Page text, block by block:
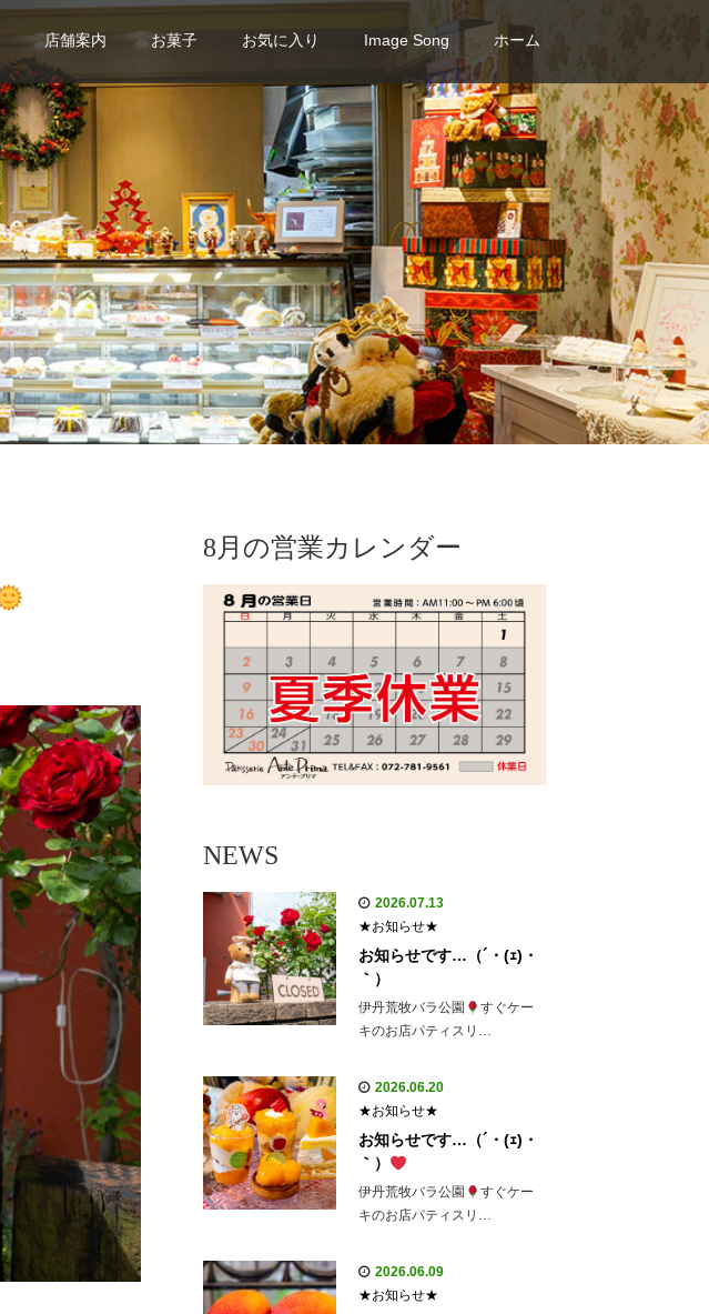
店舗案内 お菓子 お気に入り Image Song ホーム
8月の営業カレンダー
NEWS
2026.07.13
★お知らせ★
お知らせです…（´・(ｪ)・
｀）
伊丹荒牧バラ公園
すぐケー
キのお店パティスリ…
2026.06.20
★お知らせ★
お知らせです…（´・(ｪ)・
｀）
伊丹荒牧バラ公園
すぐケー
キのお店パティスリ…
2026.06.09
★お知らせ★